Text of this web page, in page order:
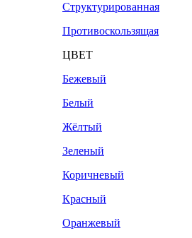
Структурированная
Противоскользящая
ЦВЕТ
Бежевый
Белый
Жёлтый
Зеленый
Коричневый
Красный
Оранжевый